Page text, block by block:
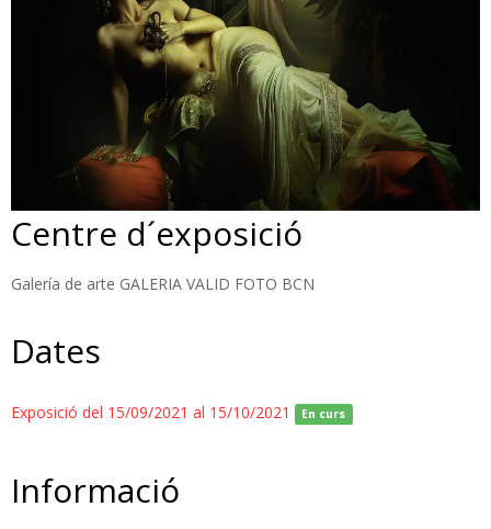
Centre d´exposició
Galería de arte GALERIA VALID FOTO BCN
Dates
Exposició del 15/09/2021 al 15/10/2021 En curs
Informació